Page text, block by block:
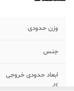
وزن حدودی
جنس
ابعاد حدودی خروجی
کار